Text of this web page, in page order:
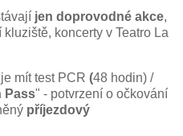
jen doprovodné akce,
koncerty v Teatro La
mít test PCR (48 hodin) /
Pass" - potvrzení o očkování
příjezdový